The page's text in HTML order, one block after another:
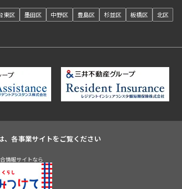
東区 墨田区 中野区 豊島区 杉並区 板橋区
北区
、各事業サイトをご覧ください
情報サイトなら